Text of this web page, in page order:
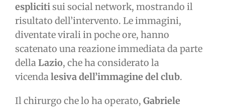
esplicitisui social network, mostrando il
risultato dell’intervento. Le immagini,
diventate virali in poche ore, hanno
scatenato una reazione immediata da parte
dellaLazio, che ha considerato la
vicendalesiva dell’immagine del club.
Il chirurgo che lo ha operato, Gabriele